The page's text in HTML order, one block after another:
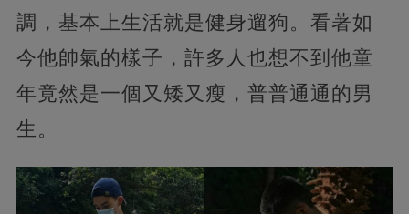
調，基本上生活就是健身遛狗。看著如
今他帥氣的樣子，許多人也想不到他童
年竟然是一個又矮又瘦，普普通通的男
生。